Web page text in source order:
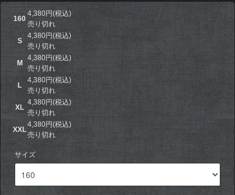
160
4,380円(税込)
売り切れ
S
4,380円(税込)
売り切れ
M
4,380円(税込)
売り切れ
L
4,380円(税込)
売り切れ
XL
4,380円(税込)
売り切れ
XXL
4,380円(税込)
売り切れ
サイズ